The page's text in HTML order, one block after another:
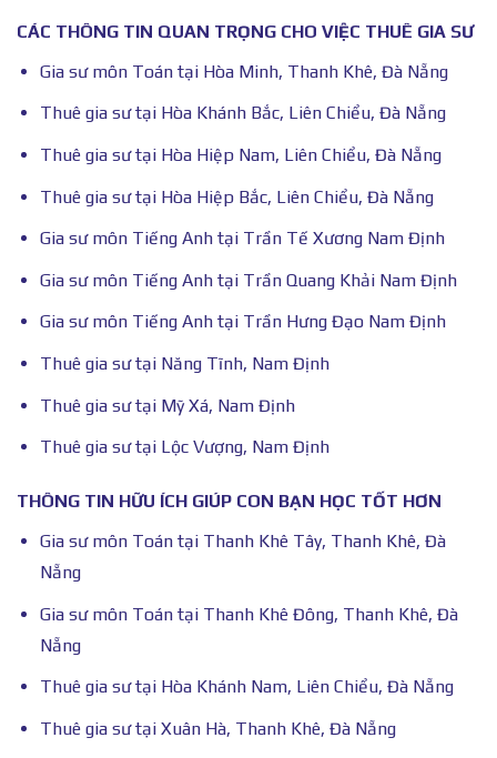
CÁC THÔNG TIN QUAN TRỌNG CHO VIỆC THUÊ GIA SƯ
Gia sư môn Toán tại Hòa Minh, Thanh Khê, Đà Nẵng
Thuê gia sư tại Hòa Khánh Bắc, Liên Chiểu, Đà Nẵng
Thuê gia sư tại Hòa Hiệp Nam, Liên Chiểu, Đà Nẵng
Thuê gia sư tại Hòa Hiệp Bắc, Liên Chiểu, Đà Nẵng
Gia sư môn Tiếng Anh tại Trần Tế Xương Nam Định
Gia sư môn Tiếng Anh tại Trần Quang Khải Nam Định
Gia sư môn Tiếng Anh tại Trần Hưng Đạo Nam Định
Thuê gia sư tại Năng Tĩnh, Nam Định
Thuê gia sư tại Mỹ Xá, Nam Định
Thuê gia sư tại Lộc Vượng, Nam Định
THÔNG TIN HỮU ÍCH GIÚP CON BẠN HỌC TỐT HƠN
Gia sư môn Toán tại Thanh Khê Tây, Thanh Khê, Đà
Nẵng
Gia sư môn Toán tại Thanh Khê Đông, Thanh Khê, Đà
Nẵng
Thuê gia sư tại Hòa Khánh Nam, Liên Chiểu, Đà Nẵng
Thuê gia sư tại Xuân Hà, Thanh Khê, Đà Nẵng